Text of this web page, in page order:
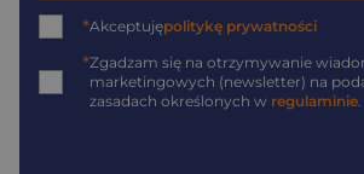
*Akceptujępolitykę prywatności
*Zgadzam się na otrzymywanie
marketingowych (newsletter) na
zasadach określonych w regulaminie